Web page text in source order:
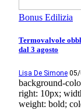
Bonus Edilizia
Termovalvole
dal 3 agosto
Lisa De Simone
background-
right: 10px;
weight: bold;